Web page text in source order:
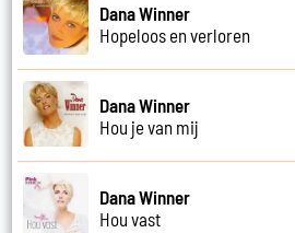
Dana Winner
Hopeloos en verloren
Dana Winner
Hou je van mij
Dana Winner
Hou vast